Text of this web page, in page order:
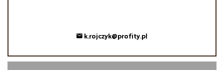
k.rojczyk@profity.pl